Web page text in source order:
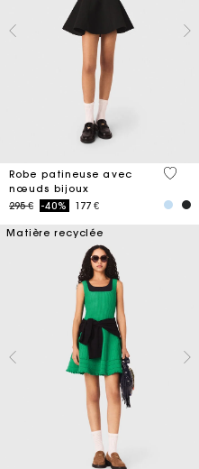
Robe patineuse avec
nœuds bijoux
Price reduced from
295 €to-40% 177 €
3,2
Matière recyclée